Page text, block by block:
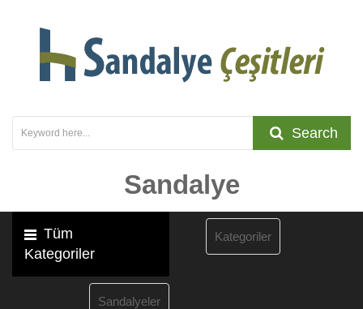
Search
Sandalye
Tüm
Kategoriler
Sandalyeler
Kategoriler